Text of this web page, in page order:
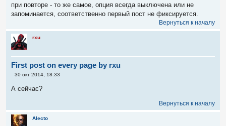
при повторе - то же самое, опция всегда выключена или не
запоминается, соответственно первый пост не фиксируется.
Вернуться к началу
rxu
First post on every page by rxu
С
б
н
и
е
30 окт 2014, 18:33
А сейчас?
Вернуться к началу
Alecto